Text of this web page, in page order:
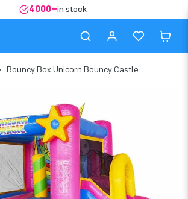
4000+in stock
Bouncy Box Unicorn Bouncy Castle